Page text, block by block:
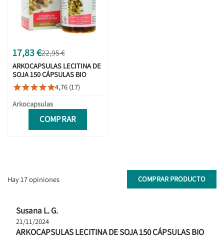
17,83 €22,95 €
ARKOCAPSULAS LECITINA DE
SOJA 150 CÁPSULAS BIO
4,76 (17)
Arkocapsulas
COMPRAR
Hay 17 opiniones COMPRAR PRODUCTO
Susana L. G.
21/11/2024
ARKOCAPSULAS LECITINA DE SOJA 150 CÁPSULAS BIO